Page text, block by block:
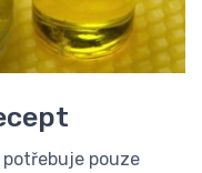
potřebuje pouze